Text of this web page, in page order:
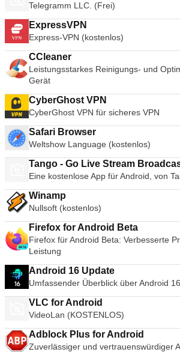
Telegramm LLC. (Frei)
ExpressVPN
Express-VPN (kostenlos)
CCleaner
Leistungsstarkes Reinigungs- und
Gerät
CyberGhost VPN
CyberGhost VPN für sicheres VPN
Safari Browser
Weltshow Language (kostenlos)
Tango - Go Live
Eine kostenlose App für Android, von
Winamp
Nullsoft (kostenlos)
Firefox for Android Beta
Firefox für Android Beta: Verbesserte
Leistung
Android 16 Update
Umfassender Überblick über Android
VLC for Android
VideoLan (KOSTENLOS)
Adblock Plus for Android
Zuverlässiger und vertrauenswürdiger